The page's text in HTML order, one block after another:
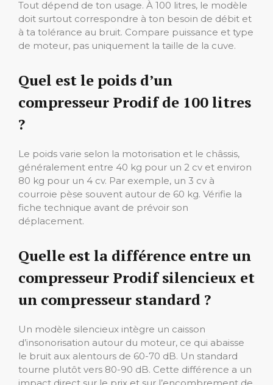
Tout dépend de ton usage. À 100 litres, le modèle
doit surtout correspondre à ton besoin de débit et
à ta tolérance au bruit. Compare puissance et type
de moteur, pas uniquement la taille de la cuve.
Quel est le poids d’un
compresseur Prodif de 100 litres
?
Le poids varie selon la motorisation et le châssis,
généralement entre 40 kg pour un 2 cv et environ
80 kg pour un 4 cv. Par exemple, un 3 cv à
courroie pèse souvent autour de 60 kg. Vérifie la
fiche technique avant de prévoir son
déplacement.
Quelle est la différence entre un
compresseur Prodif silencieux et
un compresseur standard ?
Un modèle silencieux intègre un caisson
d’insonorisation autour du moteur, ce qui abaisse
le bruit aux alentours de 60-70 dB. Un standard
tourne plutôt vers 80-90 dB. Cette différence a un